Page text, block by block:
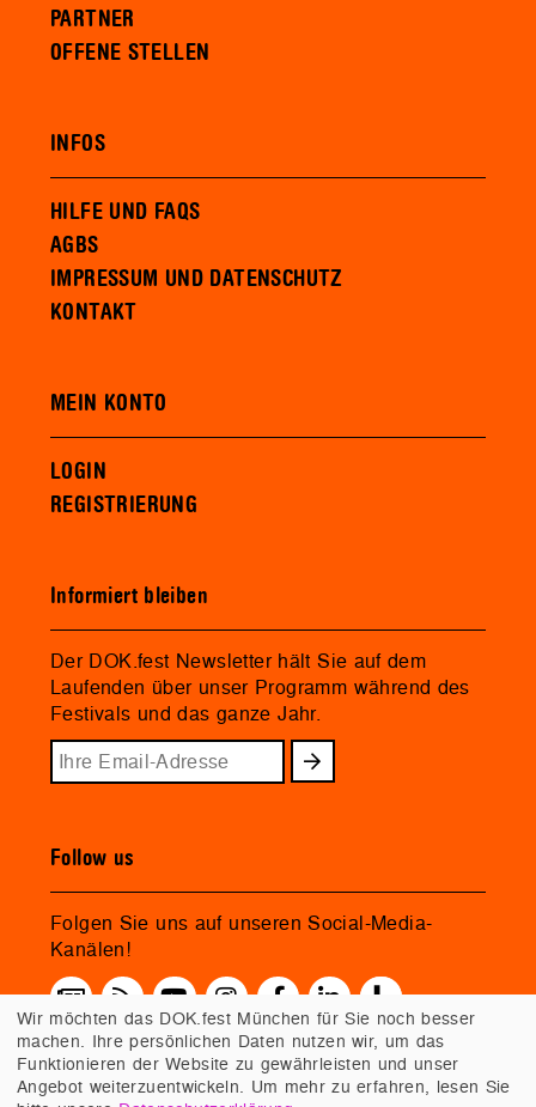
PARTNER
OFFENE STELLEN
INFOS
HILFE UND FAQS
AGBS
IMPRESSUM UND DATENSCHUTZ
KONTAKT
MEIN KONTO
LOGIN
REGISTRIERUNG
Informiert bleiben
Der DOK.fest Newsletter hält Sie auf dem
Laufenden über unser Programm während des
Festivals und das ganze Jahr.
Follow us
Folgen Sie uns auf unseren Social-Media-
Kanälen!
Wir möchten das DOK.fest München für Sie noch besser
machen. Ihre persönlichen Daten nutzen wir, um das
Funktionieren der Website zu gewährleisten und unser
Angebot weiterzuentwickeln. Um mehr zu erfahren, lesen Sie